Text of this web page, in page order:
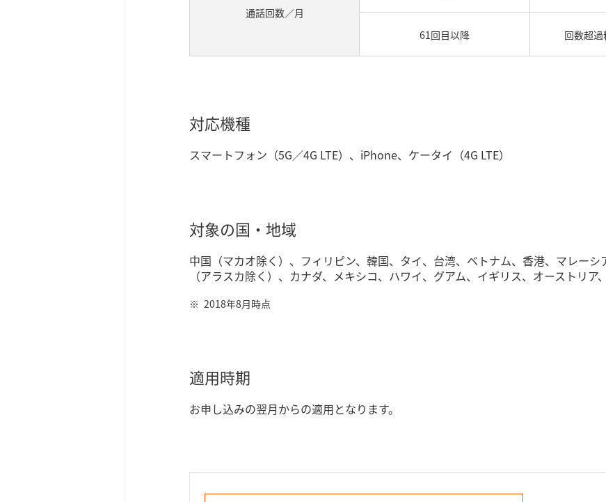
通話回数／月
61回目以降​ 回数超
対応機種
スマートフォン（5G／4G LTE）、iPhone、ケータイ（4G LTE）
対象の国・地域
中国（マカオ除く）、フィリピン、韓国、タイ、台湾、ベトナム、香港、マレー
（アラスカ除く）、カナダ、メキシコ、ハワイ、グアム、イギリス、オーストリ
2018年8月時点
適用時期
お申し込みの翌月からの適用となります。